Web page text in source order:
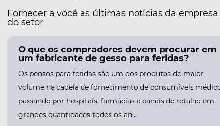
Fornecer a você as últimas notícias da empresa
do setor
O que os compradores devem procurar em
um fabricante de gesso para feridas?
Os pensos para feridas são um dos produtos de maior
volume na cadeia de fornecimento de consumíveis
passando por hospitais, farmácias e canais de retalho em
grandes quantidades todos os an...